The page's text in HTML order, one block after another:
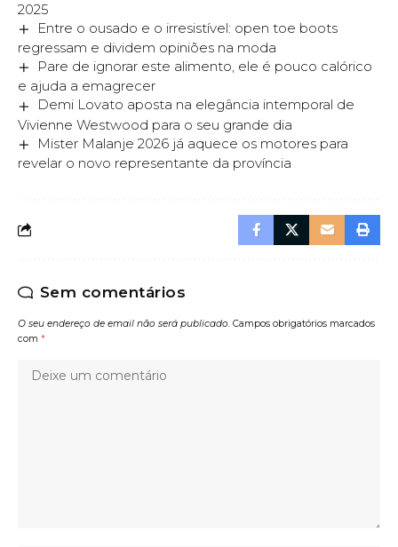
2025
Entre o ousado e o irresistível: open toe boots
regressam e dividem opiniões na moda
Pare de ignorar este alimento, ele é pouco calórico
e ajuda a emagrecer
Demi Lovato aposta na elegância intemporal de
Vivienne Westwood para o seu grande dia
Mister Malanje 2026 já aquece os motores para
revelar o novo representante da província
Sem comentários
O seu endereço de email não será publicado. Campos obrigatórios marcados
com *